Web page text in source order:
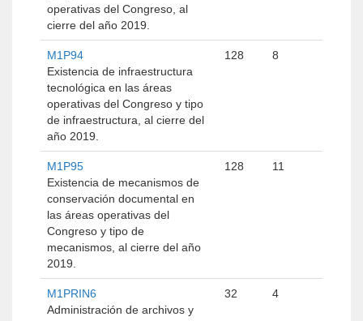
operativas del Congreso, al
cierre del año 2019.
M1P94
Existencia de infraestructura
tecnológica en las áreas
operativas del Congreso y tipo
de infraestructura, al cierre del
año 2019.
128 8
M1P95
Existencia de mecanismos de
conservación documental en
las áreas operativas del
Congreso y tipo de
mecanismos, al cierre del año
2019.
128 11
M1PRIN6
Administración de archivos y
32 4